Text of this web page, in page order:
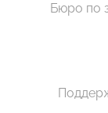
Бюро по